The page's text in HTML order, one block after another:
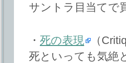
サントラ目当てで
・ 死の表現
（
死といっても気絶